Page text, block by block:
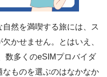
然を満喫する旅には、ス
かせません。とはいえ、
数多くのeSIMプロバイダ
ものを選ぶのはなかなか